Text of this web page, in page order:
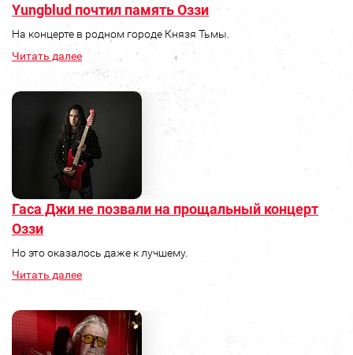
Yungblud почтил память Оззи
На концерте в родном городе Князя Тьмы.
Читать далее
Гаса Джи не позвали на прощальный концерт
Оззи
Но это оказалось даже к лучшему.
Читать далее